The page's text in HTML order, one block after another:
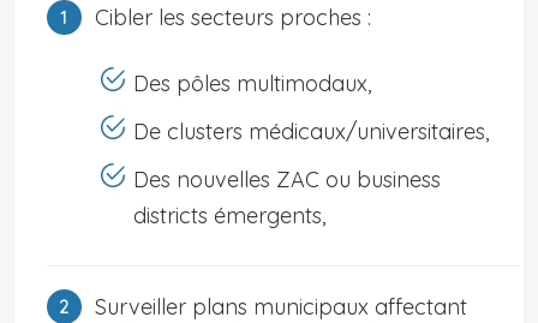
Cibler les secteurs proches :
Des pôles multimodaux,
De clusters médicaux/universitaires,
Des nouvelles ZAC ou business
districts émergents,
Surveiller plans municipaux affectant